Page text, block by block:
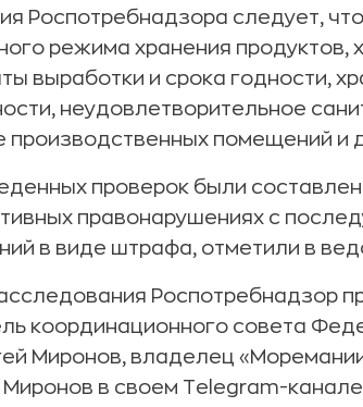
Роспотребнадзора следует,
режима хранения продуктов,
выработки и срока годности,
неудовлетворительное
производственных помещений и
проверок были
правонарушениях с
в виде штрафа, отметили в
Роспотребнадзор
координационного совета
Миронов, владелец
Миронов в своем Telegram-канале